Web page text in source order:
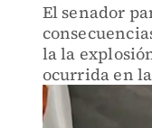
El senador
la la
ocurrida en
en
pueden